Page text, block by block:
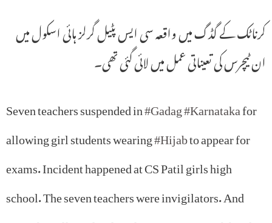
کرناٹک کے گڈگ میں واقعہ سی ایس پٹیل گرلز ہائی اسکول میں
ان ٹیچرس کی تعیناتی عمل میں لائی گئی تھی۔
Seven teachers suspended in#Gadag#Karnatakafor
allowing girl students wearing#Hijabto appear for
exams. Incident happened at CS Patil girls high
school. The seven teachers were invigilators. And